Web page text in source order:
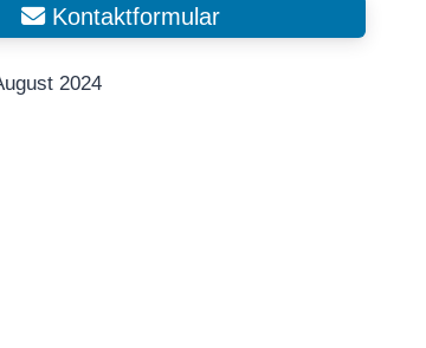
Kontaktformular
2024